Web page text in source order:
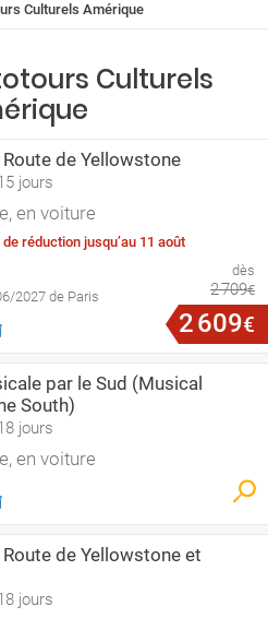
Culturels Amérique
Culturels
Route de Yellowstone
jours
en voiture
réduction jusqu’au 11 août
2027 de Paris
dès
2709€
2609€
par le Sud (Musical
South)
jours
en voiture
Route de Yellowstone et
jours